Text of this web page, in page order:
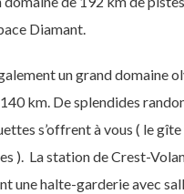
Diamant.
un grand domaine
km. De splendides
s’offrent à vous ( le gîte
). La station de Crest-
une halte-garderie avec